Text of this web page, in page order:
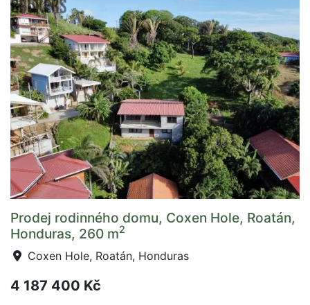
Prodej rodinného domu, Coxen Hole, Roatán,
Honduras, 260 m2
Coxen Hole, Roatán, Honduras
4 187 400 Kč